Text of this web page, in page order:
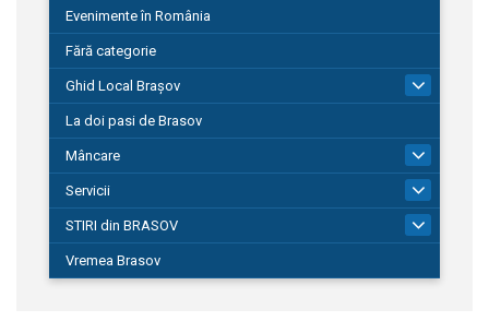
Evenimente în România
Fără categorie
Ghid Local Brașov
La doi pasi de Brasov
Mâncare
Servicii
STIRI din BRASOV
Vremea Brasov